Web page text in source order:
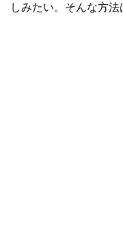
しみたい。そんな方法